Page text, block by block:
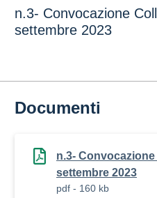
n.3- Convocazione
settembre 2023
Documenti
n.3-
settembre 2023
pdf - 160 kb